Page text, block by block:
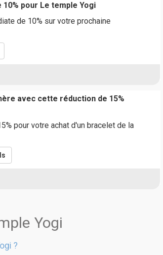
pour Le temple Yogi
de 10% sur votre prochaine
avec cette réduction de 15%
pour votre achat d'un bracelet de la
Yogi
?